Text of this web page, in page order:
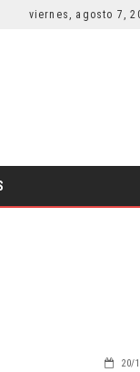
viernes, agosto 7,
20/